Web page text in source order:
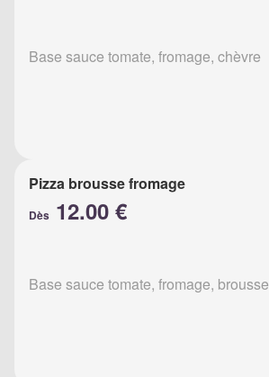
Base sauce tomate, fromage, chèvre
Pizza brousse fromage
Dès 12.00 €
Base sauce tomate, fromage, brousse